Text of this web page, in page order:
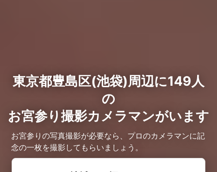
東京都豊島区(池袋)周辺に149人
の
お宮参り撮影カメラマンがいます
お宮参りの写真撮影が必要なら、プロのカメラマンに記
念の一枚を撮影してもらいましょう。